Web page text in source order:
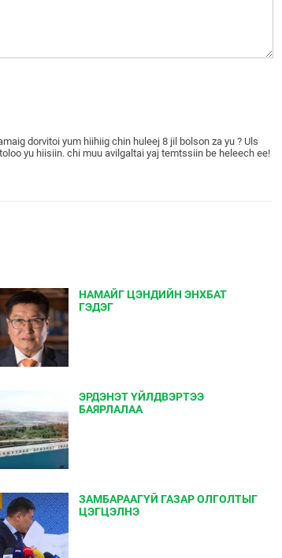
dorvitoi yum hiihiig chin huleej 8 jil bolson za yu ? Uls
yu hiisiin. chi muu avilgaltai yaj temtssiin be heleech ee!
НАМАЙГ ЦЭНДИЙН ЭНХБАТ
ГЭДЭГ
ЭРДЭНЭТ ҮЙЛДВЭРТЭЭ
БАЯРЛАЛАА
ЗАМБАРААГҮЙ ГАЗАР ОЛГОЛТЫГ
ЦЭГЦЭЛНЭ